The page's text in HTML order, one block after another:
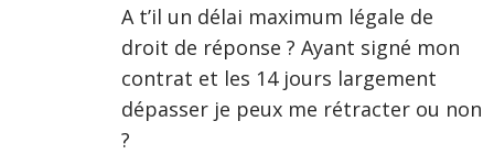
A t’il un délai maximum légale de
droit de réponse ? Ayant signé mon
contrat et les 14 jours largement
dépasser je peux me rétracter ou non
?